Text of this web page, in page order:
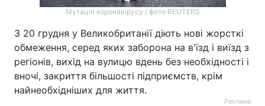
Мутація коронавірусу / фото REUTERS
З 20 грудня у Великобританії діють нові жорсткі
обмеження, серед яких заборона на в'їзд і виїзд з
регіонів, вихід на вулицю вдень без необхідності і
вночі, закриття більшості підприємств, крім
найнеобхідніших для життя.
Реклама